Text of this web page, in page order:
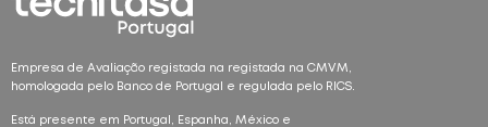
Empresa de Avaliação registada na registada na CMVM,
homologada pelo Banco de Portugal e regulada pelo RICS.
Está presente em Portugal, Espanha, México e